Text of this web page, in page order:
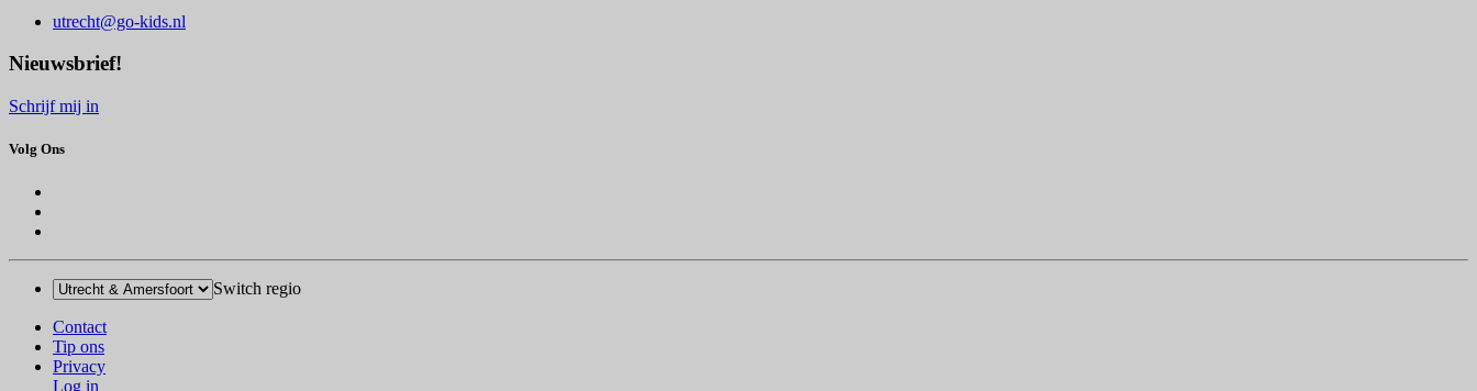
utrecht@go-kids.nl
Nieuwsbrief!
Schrijf mij in
Volg Ons
Switch regio
Contact
Tip ons
Privacy
Log in